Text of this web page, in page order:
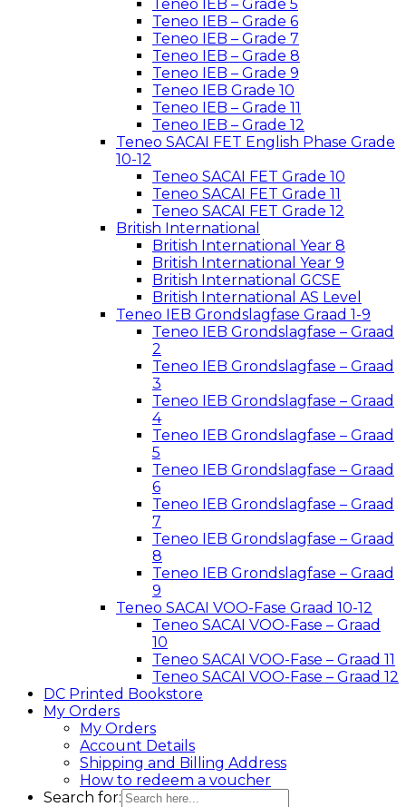
Teneo IEB – Grade 5
Teneo IEB – Grade 6
Teneo IEB – Grade 7
Teneo IEB – Grade 8
Teneo IEB – Grade 9
Teneo IEB Grade 10
Teneo IEB – Grade 11
Teneo IEB – Grade 12
Teneo SACAI FET English Phase Grade
10-12
Teneo SACAI FET Grade 10
Teneo SACAI FET Grade 11
Teneo SACAI FET Grade 12
British International
British International Year 8
British International Year 9
British International GCSE
British International AS Level
Teneo IEB Grondslagfase Graad 1-9
Teneo IEB Grondslagfase – Graad
2
Teneo IEB Grondslagfase – Graad
3
Teneo IEB Grondslagfase – Graad
4
Teneo IEB Grondslagfase – Graad
5
Teneo IEB Grondslagfase – Graad
6
Teneo IEB Grondslagfase – Graad
7
Teneo IEB Grondslagfase – Graad
8
Teneo IEB Grondslagfase – Graad
9
Teneo SACAI VOO-Fase Graad 10-12
Teneo SACAI VOO-Fase – Graad
10
Teneo SACAI VOO-Fase – Graad 11
Teneo SACAI VOO-Fase – Graad 12
DC Printed Bookstore
My Orders
My Orders
Account Details
Shipping and Billing Address
How to redeem a voucher
Search for: